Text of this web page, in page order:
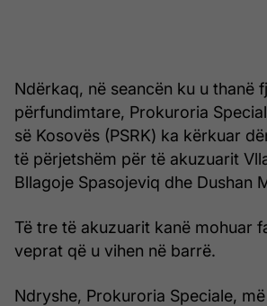
Ndërkaq, në seancën ku u thanë
përfundimtare, Prokuroria
së Kosovës (PSRK) ka kërkuar
të përjetshëm për të akuzuarit
Bllagoje Spasojeviq dhe Dushan
Të tre të akuzuarit kanë mohuar
veprat që u vihen në barrë.
Ndryshe, Prokuroria Speciale,